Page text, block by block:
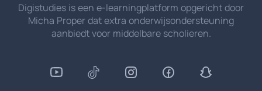
Digistudies is een e-learningplatform opgericht door
Micha Proper dat extra onderwijsondersteuning
aanbiedt voor middelbare scholieren.